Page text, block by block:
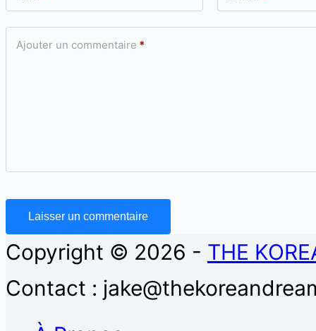
Ajouter un commentaire *
Laisser un commentaire
Copyright © 2026 - THE
Contact :